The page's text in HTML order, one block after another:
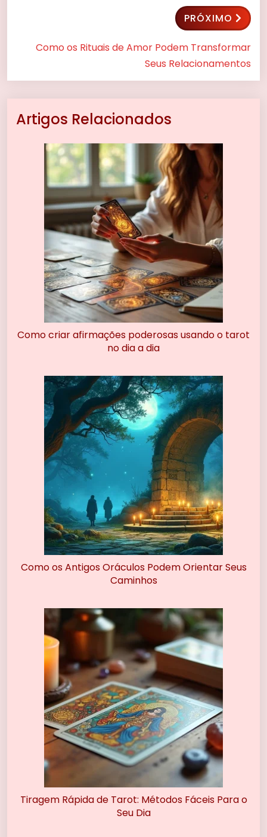
PRÓXIMO
Como os Rituais de Amor Podem Transformar
Seus Relacionamentos
Artigos Relacionados
Como criar afirmações poderosas usando o tarot
no dia a dia
Como os Antigos Oráculos Podem Orientar Seus
Caminhos
Tiragem Rápida de Tarot: Métodos Fáceis Para o
Seu Dia